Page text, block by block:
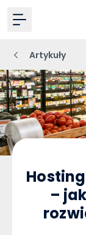
Artykuły
Hosting
–